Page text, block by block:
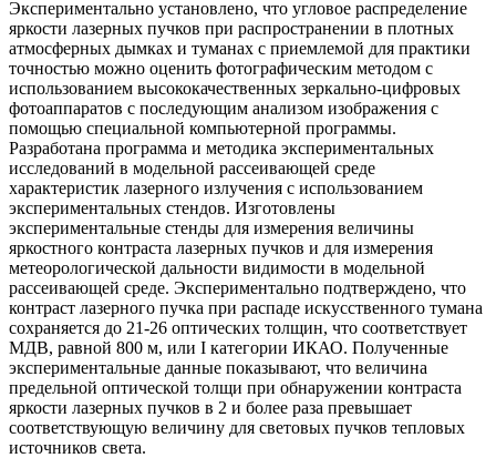
Экспериментально установлено, что угловое распределение
яркости лазерных пучков при распространении в плотных
атмосферных дымках и туманах с приемлемой для практики
точностью можно оценить фотографическим методом с
использованием высококачественных зеркально-цифровых
фотоаппаратов с последующим анализом изображения с
помощью специальной компьютерной программы.
Разработана программа и методика экспериментальных
исследований в модельной рассеивающей среде
характеристик лазерного излучения с использованием
экспериментальных стендов. Изготовлены
экспериментальные стенды для измерения величины
яркостного контраста лазерных пучков и для измерения
метеорологической дальности видимости в модельной
рассеивающей среде. Экспериментально подтверждено, что
контраст лазерного пучка при распаде искусственного тумана
сохраняется до 21-26 оптических толщин, что соответствует
МДВ, равной 800 м, или I категории ИКАО. Полученные
экспериментальные данные показывают, что величина
предельной оптической толщи при обнаружении контраста
яркости лазерных пучков в 2 и более раза превышает
соответствующую величину для световых пучков тепловых
источников света.